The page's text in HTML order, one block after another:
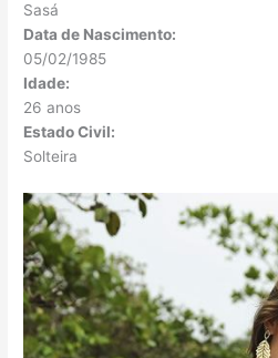
Sasá
Data de Nascimento:
05/02/1985
Idade:
26 anos
Estado Civil:
Solteira